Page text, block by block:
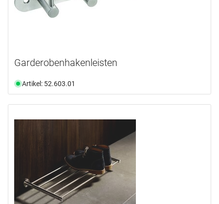
Garderobenhakenleisten
Artikel: 52.603.01